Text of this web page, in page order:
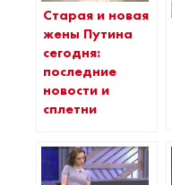
Старая и новая
жены Путина
сегодня:
последние
новости и
сплетни